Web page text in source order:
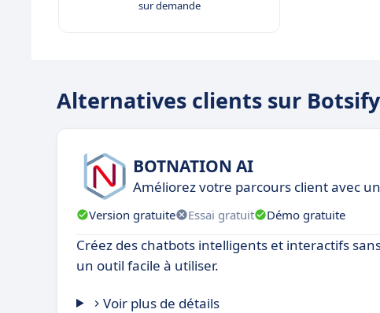
sur demande
Alternatives clients sur Botsify
BOTNATION AI
Améliorez votre parcours client avec
Version gratuite Essai gratuit Démo gratuite
Créez des chatbots intelligents et interactifs
un outil facile à utiliser.
Voir plus de détails